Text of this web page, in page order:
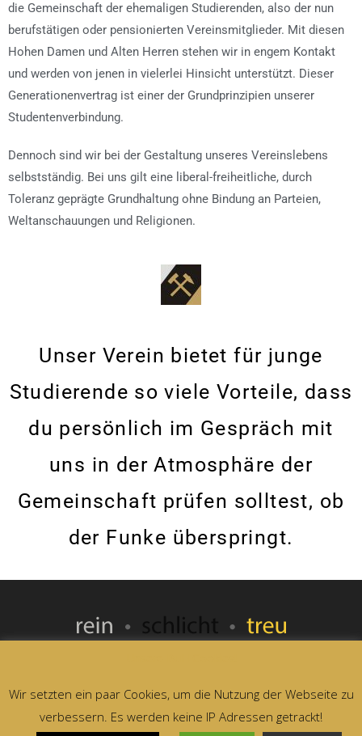
die Gemeinschaft der ehemaligen Studierenden, also der nun
berufstätigen oder pensionierten Vereinsmitglieder. Mit diesen
Hohen Damen und Alten Herren stehen wir in engem Kontakt
und werden von jenen in vielerlei Hinsicht unterstützt. Dieser
Generationenvertrag ist einer der Grundprinzipien unserer
Studentenverbindung.
Dennoch sind wir bei der Gestaltung unseres Vereinslebens
selbstständig. Bei uns gilt eine liberal-freiheitliche, durch
Toleranz geprägte Grundhaltung ohne Bindung an Parteien,
Weltanschauungen und Religionen.
Unser Verein bietet für junge
Studierende so viele Vorteile, dass
du persönlich im Gespräch mit
uns in der Atmosphäre der
Gemeinschaft prüfen solltest, ob
der Funke überspringt.
Datenschutzerklärung Impressum
Wir setzten ein paar Cookies, um die Nutzung der Webseite zu
verbessern. Es werden keine IP Adressen getrackt!